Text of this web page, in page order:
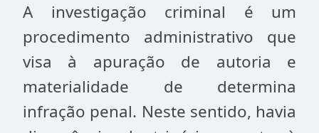
A investigação criminal é um
procedimento administrativo que
visa à apuração de autoria e
materialidade de determina
infração penal. Neste sentido, havia